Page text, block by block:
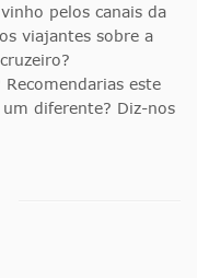
pelos canais da
viajantes sobre a
este
diferente? Diz-nos